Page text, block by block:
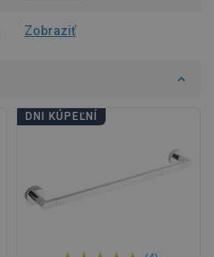
Zobraziť
DNI KÚPEĽNÍ